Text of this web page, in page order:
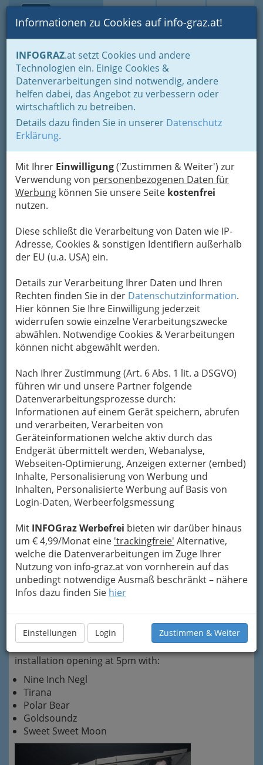
Suche Login Toggle
Informationen zu Cookies auf info-graz.at!
INFOGRAZ.at setzt Cookies und andere
Technologien ein. Einige Cookies &
Datenverarbeitungen sind notwendig, andere
helfen dabei, das Angebot zu verbessern oder
wirtschaftlich zu betreiben.
Details dazu finden Sie in unserer Datenschutz
Erklärung.
Mit Ihrer Einwilligung('Zustimmen & Weiter') zur
Verwendung von personenbezogenen Daten für
Werbung können Sie unsere Seite kostenfrei
nutzen.
Diese schließt die Verarbeitung von Daten wie IP-
Adresse, Cookies & sonstigen Identifiern außerhalb
der EU (u.a. USA) ein.
Details zur Verarbeitung Ihrer Daten und Ihren
Rechten finden Sie in der Datenschutzinformation.
Hier können Sie Ihre Einwilligung jederzeit
widerrufen sowie einzelne Verarbeitungszwecke
abwählen. Notwendige Cookies & Verarbeitungen
können nicht abgewählt werden.
Nach Ihrer Zustimmung (Art. 6 Abs. 1 lit. a DSGVO)
führen wir und unsere Partner folgende
Datenverarbeitungsprozesse durch:
Informationen auf einem Gerät speichern, abrufen
und verarbeiten, Verarbeiten von
Geräteinformationen welche aktiv durch das
Endgerät übermittelt werden, Webanalyse,
Webseiten-Optimierung, Anzeigen externer (embed)
Inhalte, Personalisierung von Werbung und
Inhalten, Personalisierte Werbung auf Basis von
Login-Daten, Werbeerfolgsmessung
Mit INFOGraz Werbefrei bieten wir darüber hinaus
um € 4,99/Monat eine 'trackingfreie' Alternative,
welche die Datenverarbeitungen im Zuge Ihrer
Nutzung von info-graz.at von vornherein auf das
unbedingt notwendige Ausmaß beschränkt – nähere
Infos dazu finden Sie hier
Einstellungen Login Zustimmen & Weiter
Home Fotos
Nach Locations gruppiert
Kunstfreiraum Papierfabrik
tweety party –10th
anniversary - Kunstfreiraum
Papierfabrik
tweety party – 10th anniversary - 001
Vergrößern
Previous Next
Ein gelungenes Fest im Kunstfreiraum
Papierfabrik Graz
Papierfabrik- allein die Vorankündigung war
schon beeindruckend:
we'd love to invite you tocelebrate the 10th
anniversary of tweety partyand numavi
records with us. there will be
spinning and visuals and many other cool things
happening, such as a lottery and aretrospective
installation about the label
installation opening at 5pm with:
Nine Inch Negl
Tirana
Polar Bear
Goldsoundz
Sweet Sweet Moon